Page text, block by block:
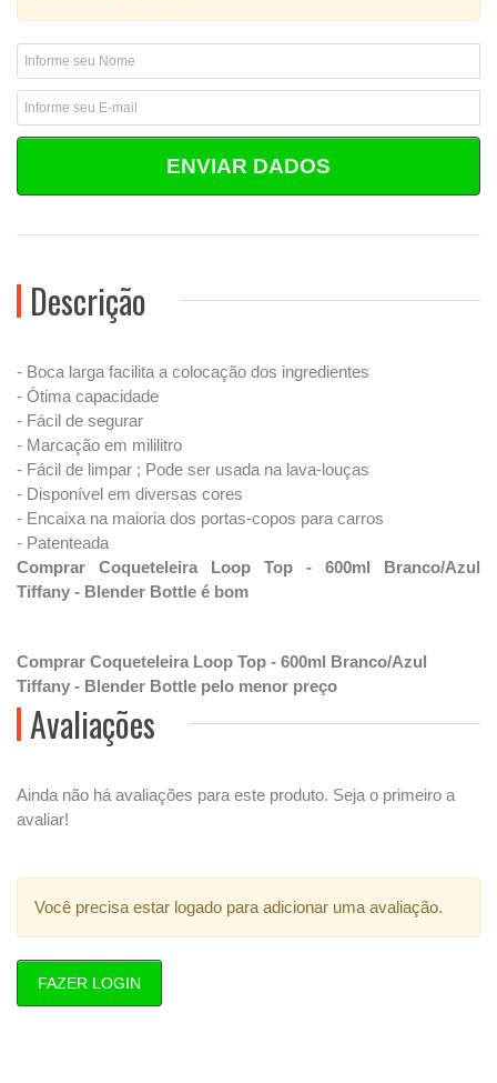
ENVIAR DADOS
Descrição
- Boca larga facilita a colocação dos ingredientes
- Ótima capacidade
- Fácil de segurar
- Marcação em mililitro
- Fácil de limpar ; Pode ser usada na lava-louças
- Disponível em diversas cores
- Encaixa na maioria dos portas-copos para carros
- Patenteada
Comprar Coqueteleira Loop Top - 600ml Branco/Azul
Tiffany - Blender Bottle é bom
Comprar Coqueteleira Loop Top - 600ml Branco/Azul
Tiffany - Blender Bottle pelo menor preço
Avaliações
Ainda não há avaliações para este produto. Seja o primeiro a
avaliar!
Você precisa estar logado para adicionar uma avaliação.
FAZER LOGIN